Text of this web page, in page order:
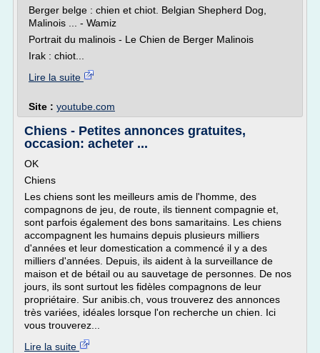
Berger belge : chien et chiot. Belgian Shepherd Dog,
Malinois ... - Wamiz
Portrait du malinois - Le Chien de Berger Malinois
Irak : chiot...
Lire la suite
Site : youtube.com
Chiens - Petites annonces gratuites,
occasion: acheter ...
OK
Chiens
Les chiens sont les meilleurs amis de l'homme, des
compagnons de jeu, de route, ils tiennent compagnie et,
sont parfois également des bons samaritains. Les chiens
accompagnent les humains depuis plusieurs milliers
d'années et leur domestication a commencé il y a des
milliers d'années. Depuis, ils aident à la surveillance de
maison et de bétail ou au sauvetage de personnes. De nos
jours, ils sont surtout les fidèles compagnons de leur
propriétaire. Sur anibis.ch, vous trouverez des annonces
très variées, idéales lorsque l'on recherche un chien. Ici
vous trouverez...
Lire la suite